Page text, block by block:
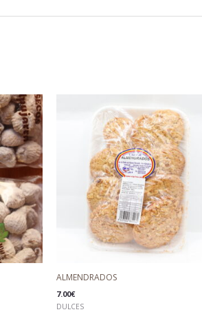
ALMENDRADOS
7.00€
DULCES